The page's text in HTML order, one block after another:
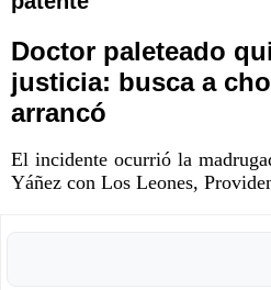
Doctor paleteado
justicia: busca a
arrancó
El incidente ocurrió la
Yáñez con Los Leones,